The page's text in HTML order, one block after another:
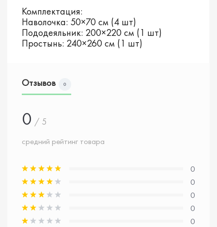
Комплектация:
Наволочка: 50×70 см (4 шт)
Пододеяльник: 200×220 см (1 шт)
Простынь: 240×260 см (1 шт)
Отзывов 0
0 / 5
средний рейтинг товара
0
0
0
0
0